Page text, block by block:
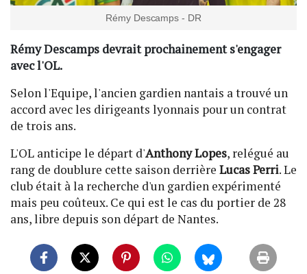
Rémy Descamps - DR
Rémy Descamps devrait prochainement s'engager
avec l'OL.
Selon l'Equipe, l'ancien gardien nantais a trouvé un
accord avec les dirigeants lyonnais pour un contrat
de trois ans.
L'OL anticipe le départ d'Anthony Lopes, relégué au
rang de doublure cette saison derrière Lucas Perri. Le
club était à la recherche d'un gardien expérimenté
mais peu coûteux. Ce qui est le cas du portier de 28
ans, libre depuis son départ de Nantes.